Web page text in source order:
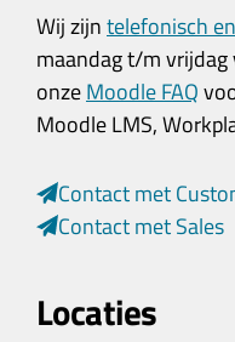
Wij zijntelefonisch
maandag t/m
onzeMoodle FAQ
Moodle LMS,
Contact met
Contact met Sales
Locaties